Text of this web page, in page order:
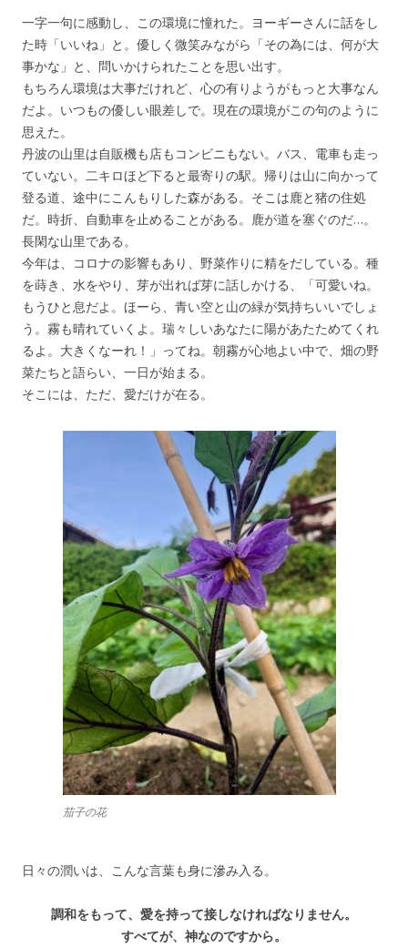
一字一句に感動し、この環境に憧れた。ヨーギーさんに話をし
た時「いいね」と。優しく微笑みながら「その為には、何が大
事かな」と、問いかけられたことを思い出す。
もちろん環境は大事だけれど、心の有りようがもっと大事なん
だよ。いつもの優しい眼差しで。現在の環境がこの句のように
思えた。
丹波の山里は自販機も店もコンビニもない。バス、電車も走っ
ていない。二キロほど下ると最寄りの駅。帰りは山に向かって
登る道、途中にこんもりした森がある。そこは鹿と猪の住処
だ。時折、自動車を止めることがある。鹿が道を塞ぐのだ…。
長閑な山里である。
今年は、コロナの影響もあり、野菜作りに精をだしている。種
を蒔き、水をやり、芽が出れば芽に話しかける、「可愛いね。
もうひと息だよ。ほーら、青い空と山の緑が気持ちいいでしょ
う。霧も晴れていくよ。瑞々しいあなたに陽があたためてくれ
るよ。大きくなーれ！」ってね。朝霧が心地よい中で、畑の野
菜たちと語らい、一日が始まる。
そこには、ただ、愛だけが在る。
茄子の花
日々の潤いは、こんな言葉も身に滲み入る。
調和をもって、愛を持って接しなければなりません。
すべてが、神なのですから。